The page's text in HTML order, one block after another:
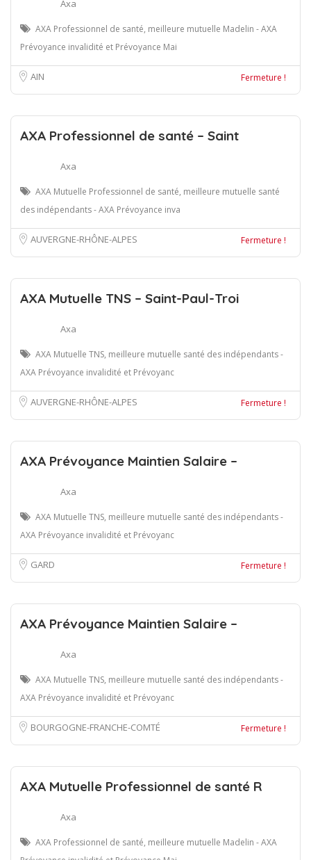
Axa
AXA Professionnel de santé, meilleure mutuelle Madelin - AXA
Prévoyance invalidité et Prévoyance Mai
AIN Fermeture !
AXA Professionnel de santé – Saint
Axa
AXA Mutuelle Professionnel de santé, meilleure mutuelle santé
des indépendants - AXA Prévoyance inva
AUVERGNE-RHÔNE-ALPES Fermeture !
AXA Mutuelle TNS – Saint-Paul-Troi
Axa
AXA Mutuelle TNS, meilleure mutuelle santé des indépendants -
AXA Prévoyance invalidité et Prévoyanc
AUVERGNE-RHÔNE-ALPES Fermeture !
AXA Prévoyance Maintien Salaire –
Axa
AXA Mutuelle TNS, meilleure mutuelle santé des indépendants -
AXA Prévoyance invalidité et Prévoyanc
GARD Fermeture !
AXA Prévoyance Maintien Salaire –
Axa
AXA Mutuelle TNS, meilleure mutuelle santé des indépendants -
AXA Prévoyance invalidité et Prévoyanc
BOURGOGNE-FRANCHE-COMTÉ Fermeture !
AXA Mutuelle Professionnel de santé R
Axa
AXA Professionnel de santé, meilleure mutuelle Madelin - AXA